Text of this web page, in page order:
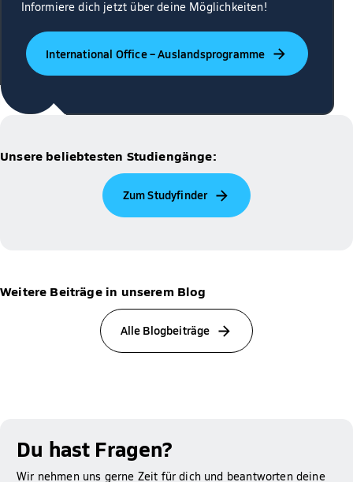
Informiere dich jetzt über deine Möglichkeiten!
International Office – Auslandsprogramme
Unsere beliebtesten Studiengänge:
Zum Studyfinder
Weitere Beiträge in unserem Blog
Alle Blogbeiträge
Du hast Fragen?
Wir nehmen uns gerne Zeit für dich und beantworten deine